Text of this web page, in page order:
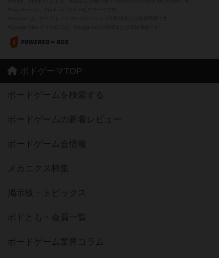
ボドゲーマTOP
ボードゲームを検索する
ボードゲームの新着レビュー
ボードゲーム会情報
メカニクス特集
掲示板・トピックス
ボドとも・会員一覧
ボードゲーム業界コラム